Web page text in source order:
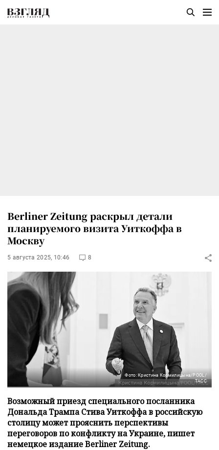
Berliner Zeitung раскрыл детали
планируемого визита Уиткоффа в
Москву
5 августа 2025, 10:46 8
Фото: Кристина Кормилицына/POOL/
ТАСС
Возможный приезд специального посланника
Дональда Трампа Стива Уиткоффа в российскую
столицу может прояснить перспективы
переговоров по конфликту на Украине, пишет
немецкое издание Berliner Zeitung.